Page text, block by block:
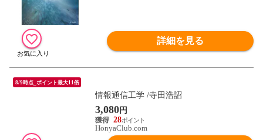
詳細を見る
8/9時点_ポイント最大11倍
情報通信工学 /寺田浩詔
3,080円
28
HonyaClub.com